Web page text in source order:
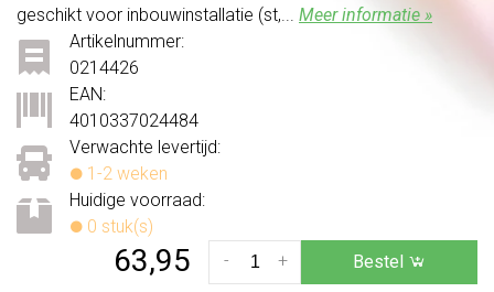
geschikt voor inbouwinstallatie (st,... Meer informatie »
Verwachte levertijd:
1-2 weken
Huidige voorraad:
0 stuk(s)
Artikelnummer:
0214426
EAN:
4010337024484
63,95 +
- Bestel